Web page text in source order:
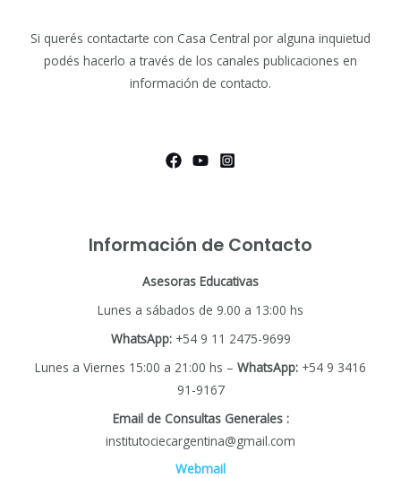
Si querés contactarte con Casa Central por alguna inquietud
podés hacerlo a través de los canales publicaciones en
información de contacto.
Información de Contacto
Asesoras Educativas
Lunes a sábados de 9.00 a 13:00 hs
WhatsApp:+54 9 11 2475-9699
Lunes a Viernes 15:00 a 21:00 hs – WhatsApp: +54 9 3416
91-9167
Email de Consultas Generales :
institutociecargentina@gmail.com
Webmail